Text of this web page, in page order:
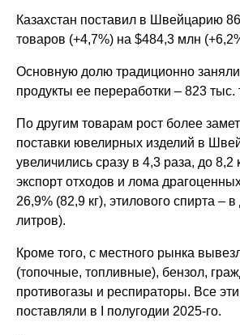
Казахстан поставил в Швейцарию
товаров (+4,7%) на $484,3 млн
Основную долю традиционно
продукты ее переработки – 823 тыс.
По другим товарам рост более
поставки ювелирных изделий в
увеличились сразу в 4,3 раза, до 8,2
экспорт отходов и лома
26,9% (82,9 кг), этилового спирта –
литров).
Кроме того, с местного рынка
(топочные, топливные), бензол,
противогазы и респираторы. Все
поставляли в I полугодии 2025-го.